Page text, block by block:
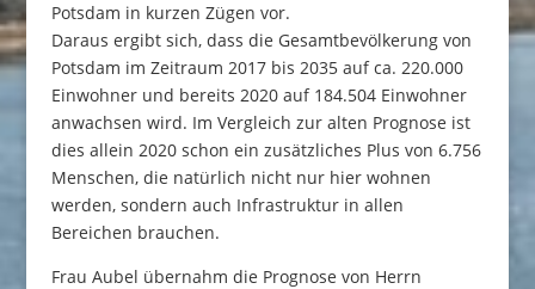
Potsdam in kurzen Zügen vor.
Daraus ergibt sich, dass die Gesamtbevölkerung von
Potsdam im Zeitraum 2017 bis 2035 auf ca. 220.000
Einwohner und bereits 2020 auf 184.504 Einwohner
anwachsen wird. Im Vergleich zur alten Prognose ist
dies allein 2020 schon ein zusätzliches Plus von 6.756
Menschen, die natürlich nicht nur hier wohnen
werden, sondern auch Infrastruktur in allen
Bereichen brauchen.
Frau Aubel übernahm die Prognose von Herrn